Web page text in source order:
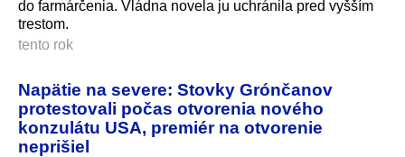
do farmárčenia. Vládna novela ju uchránila pred vyšším
trestom.
tento rok
Napätie na severe: Stovky Grónčanov
protestovali počas otvorenia nového
konzulátu USA, premiér na otvorenie
neprišiel